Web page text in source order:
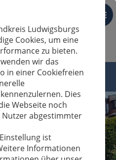
DE
Ludwigsburgs
Cookies, um eine
zu bieten.
wir das
in einer Cookiefreien
Dies
Webseite noch
abgestimmter
ist
Informationen